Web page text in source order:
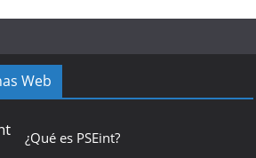
Web
¿Qué es PSEint?